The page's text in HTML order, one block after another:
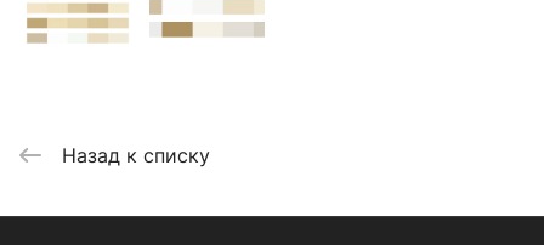
Назад к списку